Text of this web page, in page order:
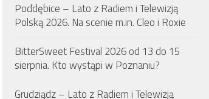
Poddębice – Lato z Radiem i Telewizją
Polską 2026. Na scenie m.in. Cleo i Roxie
BitterSweet Festival 2026 od 13 do 15
sierpnia. Kto wystąpi w Poznaniu?
Grudziądz – Lato z Radiem i Telewizją